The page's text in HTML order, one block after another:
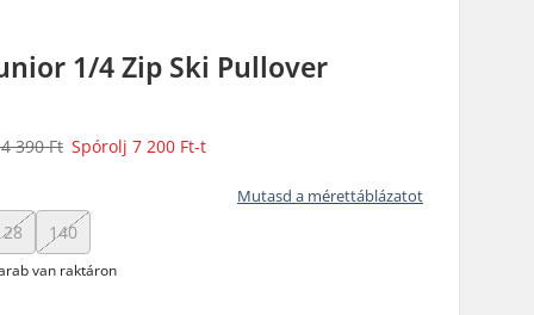
1/4 Zip Ski Pullover
390 Ft Spórolj7 200 Ft-t
Mutasd a mérettáblázatot
140
van raktáron